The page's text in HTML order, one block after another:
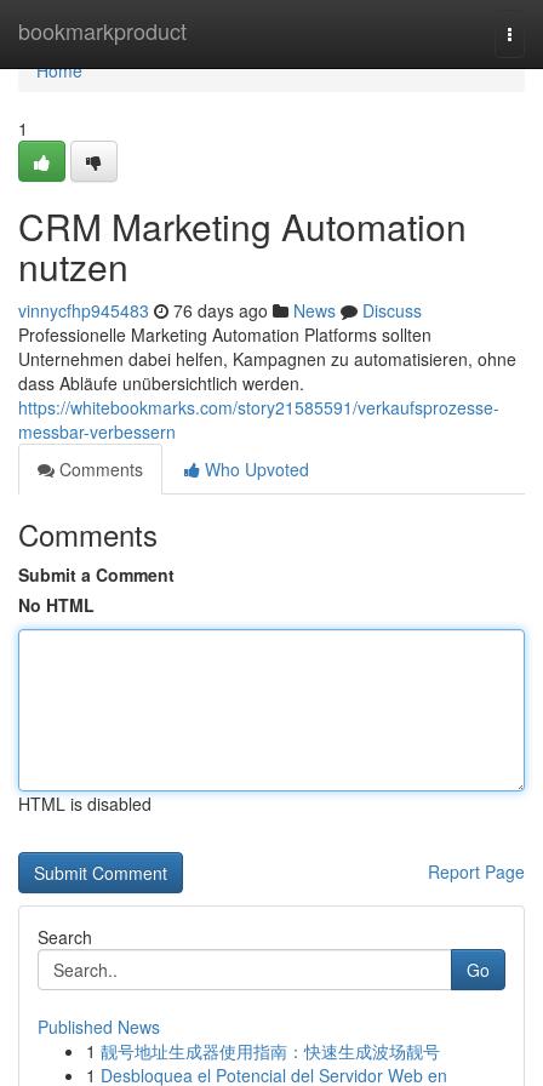
bookmarkproduct
Home
Home
1
CRM Marketing Automation
nutzen
vinnycfhp945483 76 days ago News
Discuss
Professionelle Marketing Automation Platforms sollten
Unternehmen dabei helfen, Kampagnen zu automatisieren, ohne
dass Abläufe unübersichtlich werden.
https://whitebookmarks.com/story21585591/verkaufsprozesse-
messbar-verbessern
Comments
Who Upvoted
Comments
Submit a Comment
No HTML
HTML is disabled
Report Page
Search
Go
Published News
1 靓号地址生成器使用指南：快速生成波场靓号
1 Desbloquea el Potencial del Servidor Web en